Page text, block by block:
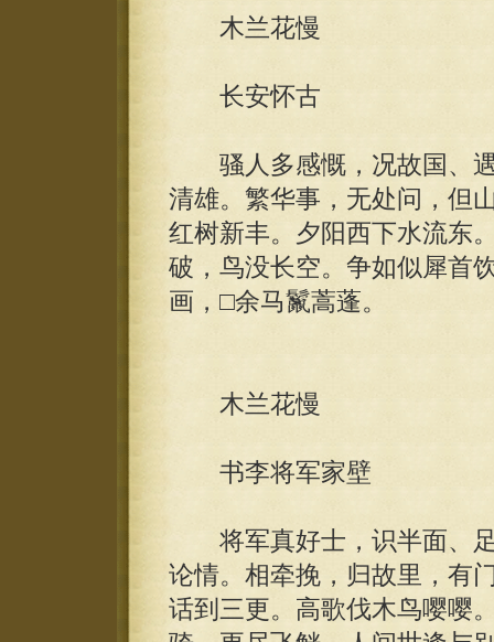
木兰花慢
长安怀古
骚人多感慨，况故国、遇
清雄。繁华事，无处问，但
红树新丰。夕阳西下水流东
破，鸟没长空。争如似犀首
画，□余马鬣蒿蓬。
木兰花慢
书李将军家壁
将军真好士，识半面、足
论情。相牵挽，归故里，有
话到三更。高歌伐木鸟嘤嘤